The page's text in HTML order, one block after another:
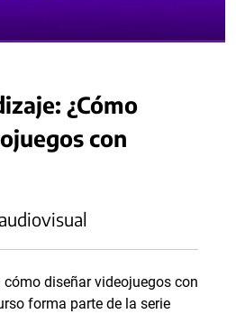
¿Cómo
con
cómo diseñar videojuegos con
forma parte de la serie